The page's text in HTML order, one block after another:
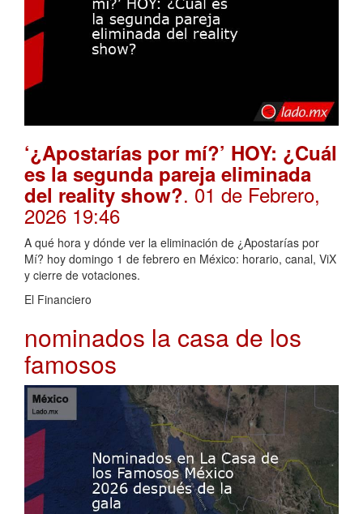
‘¿Apostarías por mí?’ HOY: ¿Cuál
es la segunda pareja eliminada
del reality show?. 01 de Febrero,
2026 19:46
A qué hora y dónde ver la eliminación de ¿Apostarías por
Mí? hoy domingo 1 de febrero en México: horario, canal, ViX
y cierre de votaciones.
El Financiero
nominados la casa de los
famosos